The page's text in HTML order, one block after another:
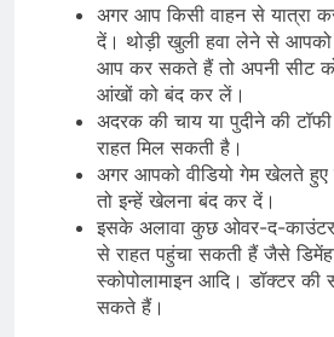
अगर आप किसी वाहन से यात्रा
दें। थोड़ी खुली हवा लेने से आपको
आप कर सकते हैं तो अपनी सीट
आंखों को बंद कर लें।
अदरक की चाय या पुदीने की
राहत मिल सकती है।
अगर आपको वीडियो गेम खेलते
तो इन्हें खेलना बंद कर दें।
इसके अलावा कुछ ओवर-द-काउंटर
से राहत पहुंचा सकती हैं जैसे
स्कोपोलामाइन आदि। डॉक्टर
सकते हैं।